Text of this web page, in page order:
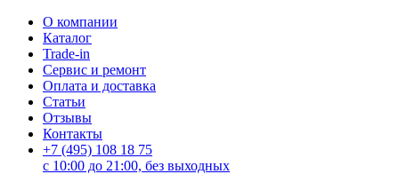
О компании
Каталог
Trade-in
Сервис и ремонт
Оплата и доставка
Статьи
Отзывы
Контакты
+7 (495) 108 18 75
с 10:00 до 21:00, без выходных